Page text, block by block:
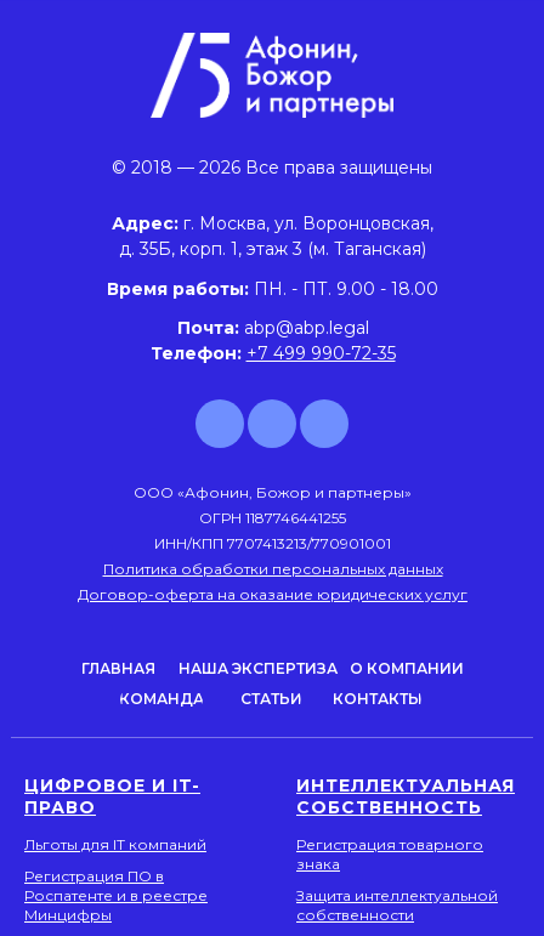
КОМАНДА СТАТЬИ КОНТАКТЫ
НАША ЭКСПЕРТИЗА О КОМПАНИИ
ГЛАВНАЯ
Адрес: г. Москва, ул. Воронцовская,
д. 35Б, корп. 1, этаж 3 (м. Таганская)
© 2018 — 2026 Все права защищены
Время работы: ПН. - ПТ. 9.00 - 18.00
Почта:abp@abp.legal
Телефон: +7 499 990-72-35
ООО «Афонин, Божор и партнеры»
ОГРН 1187746441255
ИНН/КПП 7707413213/770901001
Политика обработки персональных данных
Договор-оферта на оказание юридических услуг
ЦИФРОВОЕ И IT-
ПРАВО
Льготы для IT компаний
Регистрация ПО в
Роспатенте и в реестре
Минцифры
ИНТЕЛЛЕКТУАЛЬНАЯ
СОБСТВЕННОСТЬ
Регистрация товарного
знака
Защита интеллектуальной
собственности